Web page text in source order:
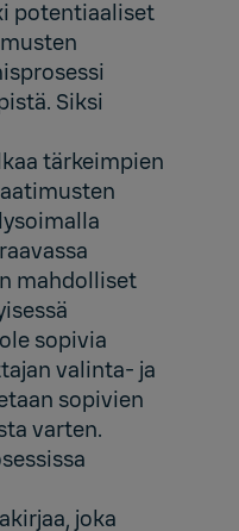
potentiaaliset
Siksi
tärkeimpien
mahdolliset
sopivia
valinta- ja
sopivien
varten.
joka